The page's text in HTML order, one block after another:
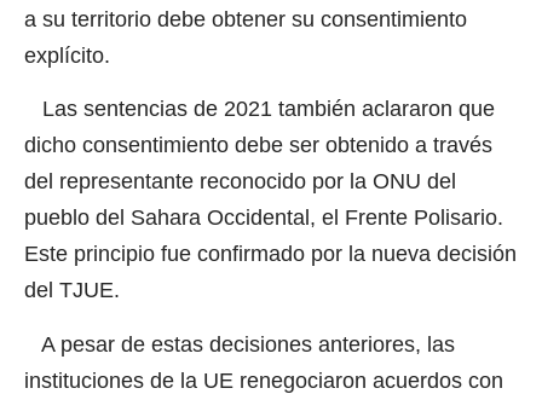
a su territorio debe obtener su consentimiento
explícito.
Las sentencias de 2021 también aclararon que
dicho consentimiento debe ser obtenido a través
del representante reconocido por la ONU del
pueblo del Sahara Occidental, el Frente Polisario.
Este principio fue confirmado por la nueva decisión
del TJUE.
A pesar de estas decisiones anteriores, las
instituciones de la UE renegociaron acuerdos con